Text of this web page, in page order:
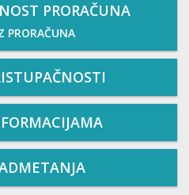
PRORAČUNA
PRORAČUNA